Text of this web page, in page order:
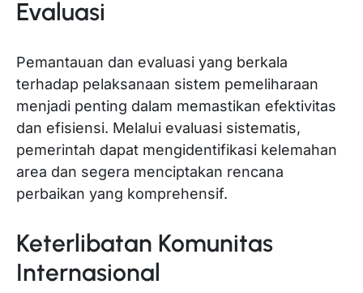
Evaluasi
Pemantauan dan evaluasi yang berkala
terhadap pelaksanaan sistem pemeliharaan
menjadi penting dalam memastikan efektivitas
dan efisiensi. Melalui evaluasi sistematis,
pemerintah dapat mengidentifikasi kelemahan
area dan segera menciptakan rencana
perbaikan yang komprehensif.
Keterlibatan Komunitas
Internasional